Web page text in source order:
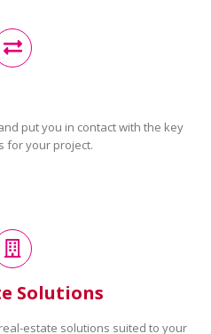
put you in contact with the key
for your project.
Solutions
estate solutions suited to your